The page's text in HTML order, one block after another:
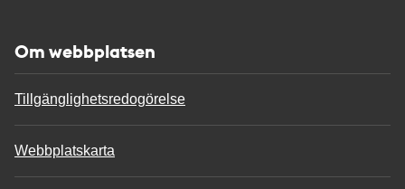
Om webbplatsen
Tillgänglighetsredogörelse
Webbplatskarta